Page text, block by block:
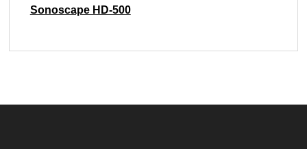
Sonoscape HD-500